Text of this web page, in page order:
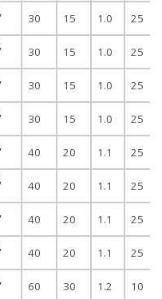
30 15 1.0 25
30 15 1.0 25
30 15 1.0 25
30 15 1.0 25
40 20 1.1 25
40 20 1.1 25
40 20 1.1 25
40 20 1.1 25
60 30 1.2 10